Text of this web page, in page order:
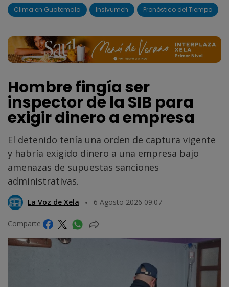
Clima en Guatemala Insivumeh Pronóstico del Tiempo
Hombre fingía ser
inspector de la SIB para
exigir dinero a empresa
El detenido tenía una orden de captura vigente
y habría exigido dinero a una empresa bajo
amenazas de supuestas sanciones
administrativas.
La Voz de Xela 6 Agosto 2026 09:07
Comparte